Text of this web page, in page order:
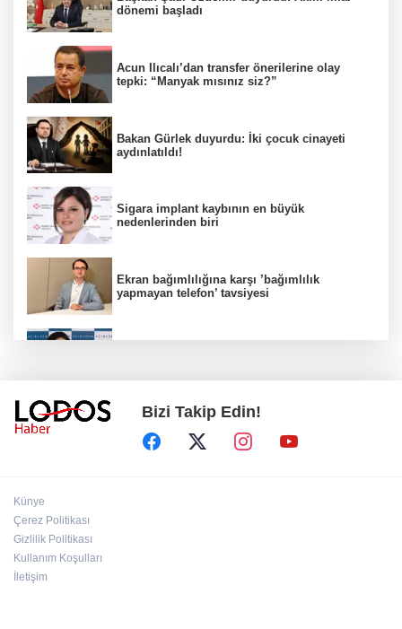
dönemi başladı
Acun Ilıcalı’dan transfer önerilerine olay
tepki: “Manyak mısınız siz?”
Bakan Gürlek duyurdu: İki çocuk cinayeti
aydınlatıldı!
Sigara implant kaybının en büyük
nedenlerinden biri
Ekran bağımlılığına karşı ’bağımlılık
yapmayan telefon’ tavsiyesi
2 çocuğun ölümünde gerçek ortaya çıktı!
Gürlek açıkladı!
Bizi Takip Edin!
Künye
Çerez Politikası
Gizlilik Politikası
Kullanım Koşulları
İletişim